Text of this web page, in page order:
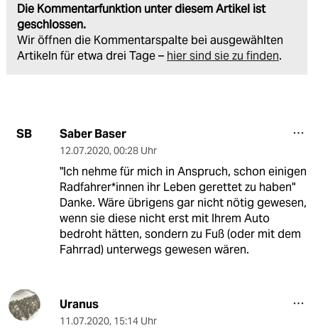
Die Kommentarfunktion unter diesem Artikel ist
geschlossen.
Wir öffnen die Kommentarspalte bei ausgewählten
Artikeln für etwa drei Tage – hier sind sie zu finden.
SB Saber Baser
12.07.2020, 00:28 Uhr
"Ich nehme für mich in Anspruch, schon einigen
Rad­fah­re­r*innen ihr Leben gerettet zu haben"
Danke. Wäre übrigens gar nicht nötig gewesen,
wenn sie diese nicht erst mit Ihrem Auto
bedroht hätten, sondern zu Fuß (oder mit dem
Fahrrad) unterwegs gewesen wären.
Uranus
11.07.2020, 15:14 Uhr